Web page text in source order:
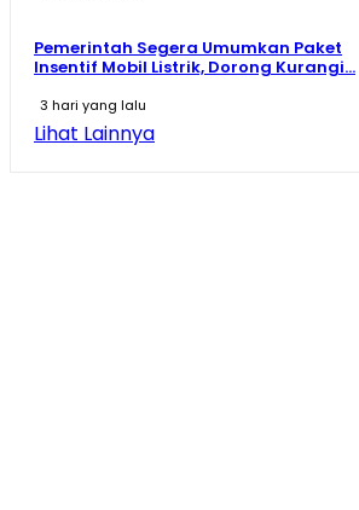
Pemerintah Segera Umumkan Paket
Insentif Mobil Listrik, Dorong Kurangi...
3 hari yang lalu
Lihat Lainnya